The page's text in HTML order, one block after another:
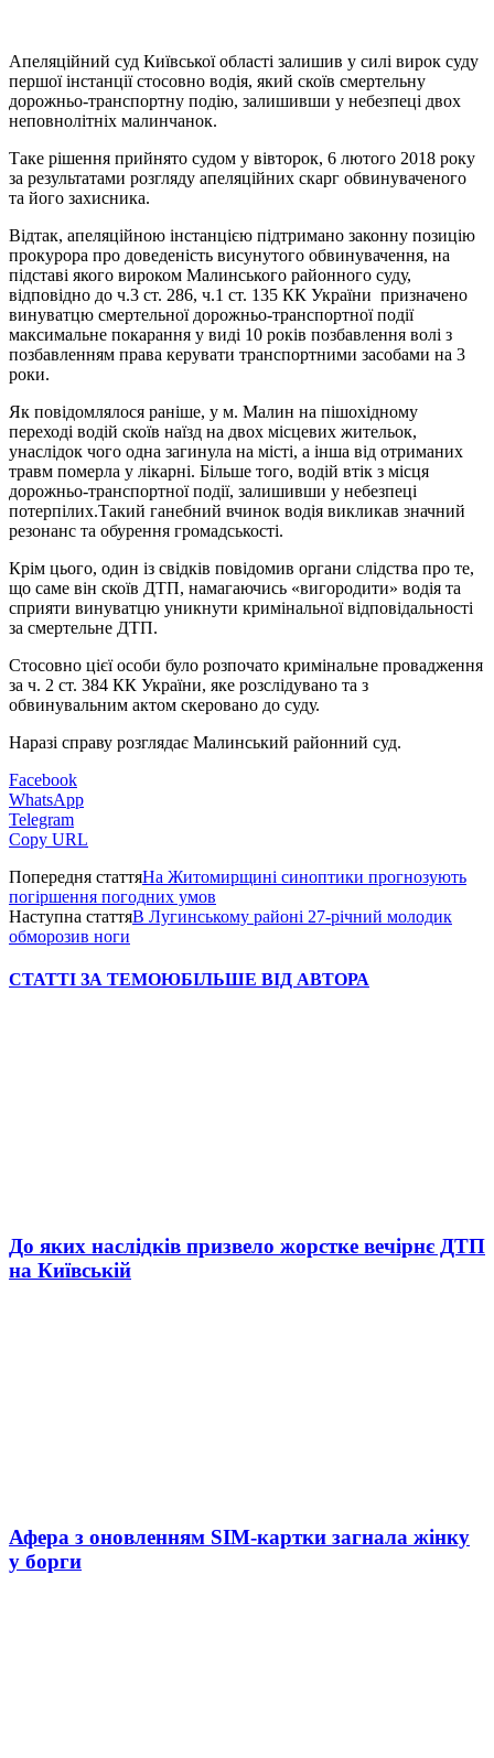
Апеляційний суд Київської області залишив у силі вирок суду
першої інстанції стосовно водія, який скоїв смертельну
дорожньо-транспортну подію, залишивши у небезпеці двох
неповнолітніх малинчанок.
Таке рішення прийнято судом у вівторок, 6 лютого 2018 року
за результатами розгляду апеляційних скарг обвинуваченого
та його захисника.
Відтак, апеляційною інстанцією підтримано законну позицію
прокурора про доведеність висунутого обвинувачення, на
підставі якого вироком Малинського районного суду,
відповідно до ч.3 ст. 286, ч.1 ст. 135 КК України призначено
винуватцю смертельної дорожньо-транспортної події
максимальне покарання у виді 10 років позбавлення волі з
позбавленням права керувати транспортними засобами на 3
роки.
Як повідомлялося раніше, у м. Малин на пішохідному
переході водій скоїв наїзд на двох місцевих жительок,
унаслідок чого одна загинула на місті, а інша від отриманих
травм померла у лікарні. Більше того, водій втік з місця
дорожньо-транспортної події, залишивши у небезпеці
потерпілих.Такий ганебний вчинок водія викликав значний
резонанс та обурення громадськості.
Крім цього, один із свідків повідомив органи слідства про те,
що саме він скоїв ДТП, намагаючись «вигородити» водія та
сприяти винуватцю уникнути кримінальної відповідальності
за смертельне ДТП.
Стосовно цієї особи було розпочато кримінальне провадження
за ч. 2 ст. 384 КК України, яке розслідувано та з
обвинувальним актом скеровано до суду.
Наразі справу розглядає Малинський районний суд.
Facebook
WhatsApp
Telegram
Copy URL
Попередня статтяНа Житомирщині синоптики прогнозують
погіршення погодних умов
Наступна статтяВ Лугинському районі 27-річний молодик
обморозив ноги
СТАТТІ ЗА ТЕМОЮБІЛЬШЕ ВІД АВТОРА
До яких наслідків призвело жорстке вечірнє ДТП
на Київській
Афера з оновленням SIM-картки загнала жінку
у борги